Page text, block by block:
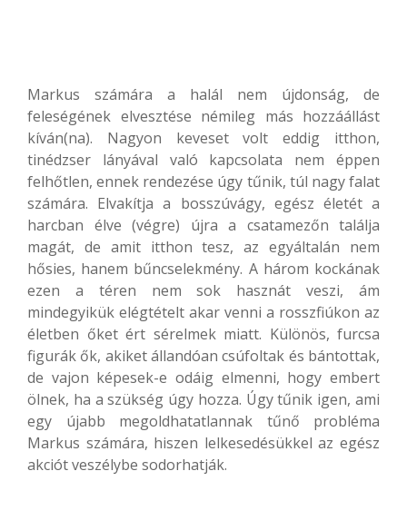
Markus számára a halál nem újdonság, de
feleségének elvesztése némileg más hozzáállást
kíván(na). Nagyon keveset volt eddig itthon,
tinédzser lányával való kapcsolata nem éppen
felhőtlen, ennek rendezése úgy tűnik, túl nagy falat
számára. Elvakítja a bosszúvágy, egész életét a
harcban élve (végre) újra a csatamezőn találja
magát, de amit itthon tesz, az egyáltalán nem
hősies, hanem bűncselekmény. A három kockának
ezen a téren nem sok hasznát veszi, ám
mindegyikük elégtételt akar venni a rosszfiúkon az
életben őket ért sérelmek miatt. Különös, furcsa
figurák ők, akiket állandóan csúfoltak és bántottak,
de vajon képesek-e odáig elmenni, hogy embert
ölnek, ha a szükség úgy hozza. Úgy tűnik igen, ami
egy újabb megoldhatatlannak tűnő probléma
Markus számára, hiszen lelkesedésükkel az egész
akciót veszélybe sodorhatják.